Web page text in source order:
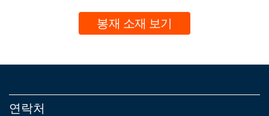
봉재 소재 보기
연락처